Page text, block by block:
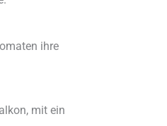
ihre
mit ein